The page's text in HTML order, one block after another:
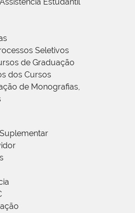
Seletivos
de Graduação
dos Cursos
de Monografias,